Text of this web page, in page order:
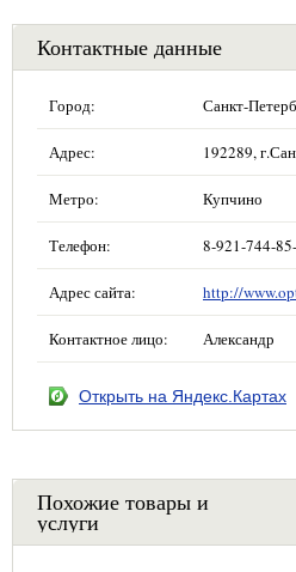
Контактные данные
Город: Санкт-
Адрес: 192289,
Метро: Купчино
Телефон: 8-921-744-
Адрес сайта: http://
Контактное лицо: Александр
Открыть на Яндекс.Картах
Похожие товары и
услуги